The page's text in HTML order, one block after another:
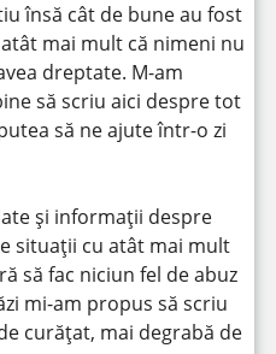
însă cât de bune au fost
mai mult că nimeni nu
dreptate. M-am
să scriu aici despre tot
să ne ajute într-o zi
și informații despre
situații cu atât mai mult
să fac niciun fel de abuz
mi-am propus să scriu
curățat, mai degrabă de